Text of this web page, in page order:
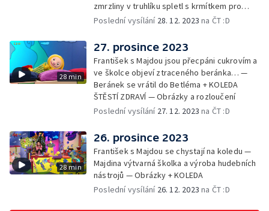
zmrzliny v truhlíku spletl s krmítkem pro
medvědy… — Kompas od medvěda +
Poslední vysílání 28. 12. 2023 na ČT :D
28 min
27. prosince 2023
František s Majdou jsou přecpáni cukrovím a
ve školce objeví ztraceného beránka… —
Beránek se vrátil do Betléma + KOLEDA
ŠTĚSTÍ ZDRAVÍ — Obrázky a rozloučení
Poslední vysílání 27. 12. 2023 na ČT :D
28 min
26. prosince 2023
František s Majdou se chystají na koledu —
Majdina výtvarná školka a výroba hudebních
nástrojů — Obrázky + KOLEDA
Poslední vysílání 26. 12. 2023 na ČT :D